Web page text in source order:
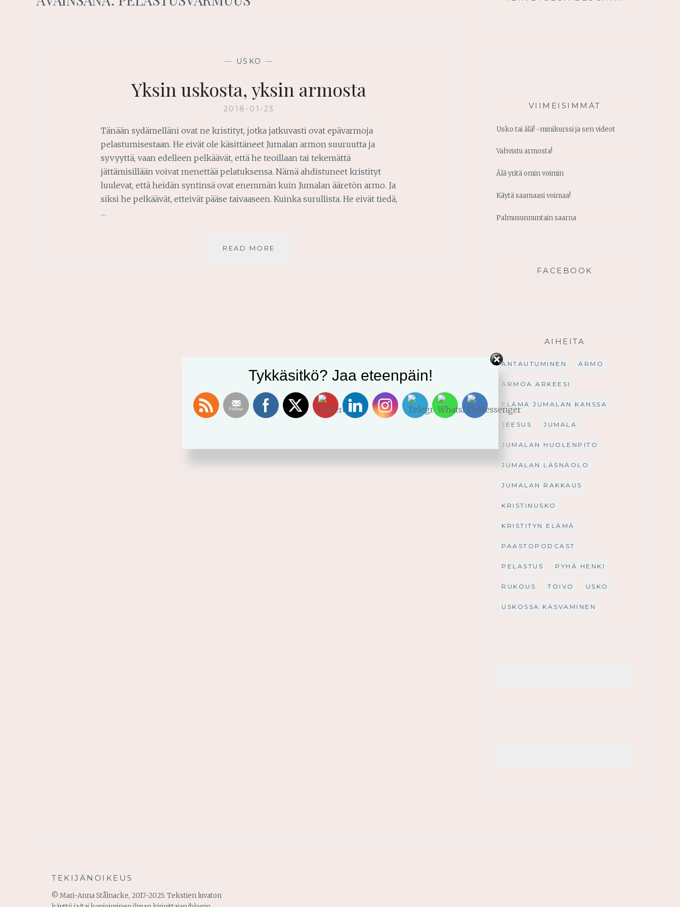
— USKO —
Yksin uskosta, yksin armosta
2018-01-23
Tänään sydämelläni ovat ne kristityt, jotka jatkuvasti ovat epävarmoja
pelastumisestaan. He eivät ole käsittäneet Jumalan armon suuruutta ja
syvyyttä, vaan edelleen pelkäävät, että he teoillaan tai tekemättä
jättämisillään voivat menettää pelatuksensa. Nämä ahdistuneet kristityt
luulevat, että heidän syntinsä ovat enemmän kuin Jumalan ääretön armo. Ja
siksi he pelkäävät, etteivät pääse taivaaseen. Kuinka surullista. He eivät tiedä,
…
READ MORE
VIIMEISIMMÄT
Usko tai älä! -minikurssi ja sen videot
Vahvistu armosta!
Älä yritä omin voimin
Käytä saamaasi voimaa!
Palmusunnuntain saarna
FACEBOOK
AIHEITA
ANTAUTUMINEN ARMO
ARMOA ARKEESI
ELÄMÄ JUMALAN KANSSA
JEESUS JUMALA
JUMALAN HUOLENPITO
JUMALAN LÄSNÄOLO
JUMALAN RAKKAUS
KRISTINUSKO
KRISTITYN ELÄMÄ
PAASTOPODCAST
PELASTUS PYHÄ HENKI
RUKOUS TOIVO USKO
USKOSSA KASVAMINEN
TEKIJÄNOIKEUS
© Mari-Anna Stålnacke, 2017-2025. Tekstien luvaton
Tykkäsitkö? Jaa eteenpäin!